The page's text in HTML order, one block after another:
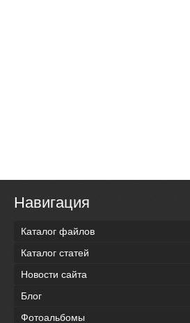
Навигация
Каталог файлов
Каталог статей
Новости сайта
Блог
Фотоальбомы